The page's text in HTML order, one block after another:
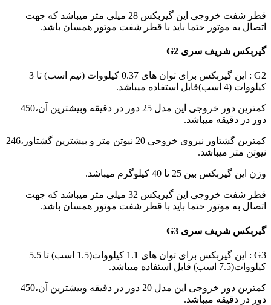
قطر شفت خروجی این گیربکس 28 میلی متر میباشد که جهت
اتصال به موتور حتما باید با قطر شفت موتور همسان باشد.
گیربکس شریف سری G2
G2 : این گیربکس برای توان های 0.37 کیلووات (نیم اسب) تا 3
کیلووات (4 اسب)قابل استفاده میباشد.
کمترین دور خروجی این مدل 25 دور در دقیقه وبیشترین آن،450
دور در دقیقه میباشد.
کمترین گشتاور نیروی خروجی 20 نیوتن متر و بیشترین گشتاور،246
نیوتن متر میباشد.
وزن این گیربکس بین 25 تا 40 کیلوگرم میباشد.
قطر شفت خروجی این گیربکس 32 میلی متر میباشد که جهت
اتصال به موتور حتما باید با قطر شفت موتور همسان باشد.
گیربکس شریف سری G3
G3 : این گیربکس برای توان های 1.1 کیلووات(1.5 اسب) تا 5.5
کیلووات(7.5 اسب) قابل استفاده میباشد.
کمترین دور خروجی این مدل 20 دور در دقیقه وبیشترین آن،450
دور در دقیقه میباشد.